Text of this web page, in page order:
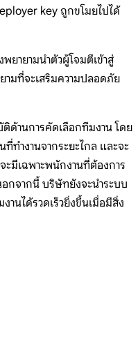
key ถูกขโมยไปได้
ยายามนำตัวผู้โจมตีเข้าสู่
ามที่จะเสริมความปลอดภัย
ด้านการคัดเลือกทีมงาน โดย
ำงานจากระยะไกล และจะ
ะมีเฉพาะพนักงานที่ต้องการ
กจากนี้ บริษัทยังจะนำระบบ
านได้รวดเร็วยิ่งขึ้นเมื่อมีสิ่ง